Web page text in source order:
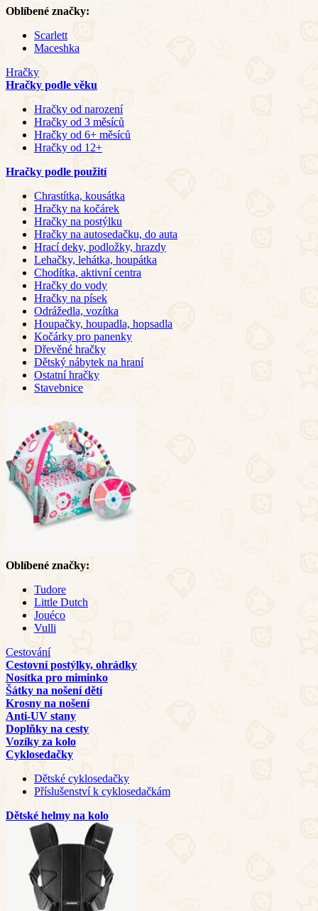
Oblíbené značky:
Scarlett
Maceshka
Hračky
Hračky podle věku
Hračky od narození
Hračky od 3 měsíců
Hračky od 6+ měsíců
Hračky od 12+
Hračky podle použití
Chrastítka, kousátka
Hračky na kočárek
Hračky na postýlku
Hračky na autosedačku, do auta
Hrací deky, podložky, hrazdy
Lehačky, lehátka, houpátka
Chodítka, aktivní centra
Hračky do vody
Hračky na písek
Odrážedla, vozítka
Houpačky, houpadla, hopsadla
Kočárky pro panenky
Dřevěné hračky
Dětský nábytek na hraní
Ostatní hračky
Stavebnice
Oblíbené značky:
Tudore
Little Dutch
Jouéco
Vulli
Cestování
Cestovní postýlky, ohrádky
Nosítka pro miminko
Šátky na nošení dětí
Krosny na nošení
Anti-UV stany
Doplňky na cesty
Vozíky za kolo
Cyklosedačky
Dětské cyklosedačky
Příslušenství k cyklosedačkám
Dětské helmy na kolo